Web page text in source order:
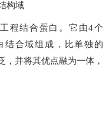
构域
程结合蛋白。它由4个
结合域组成，比单独的
，并将其优点融为一体，